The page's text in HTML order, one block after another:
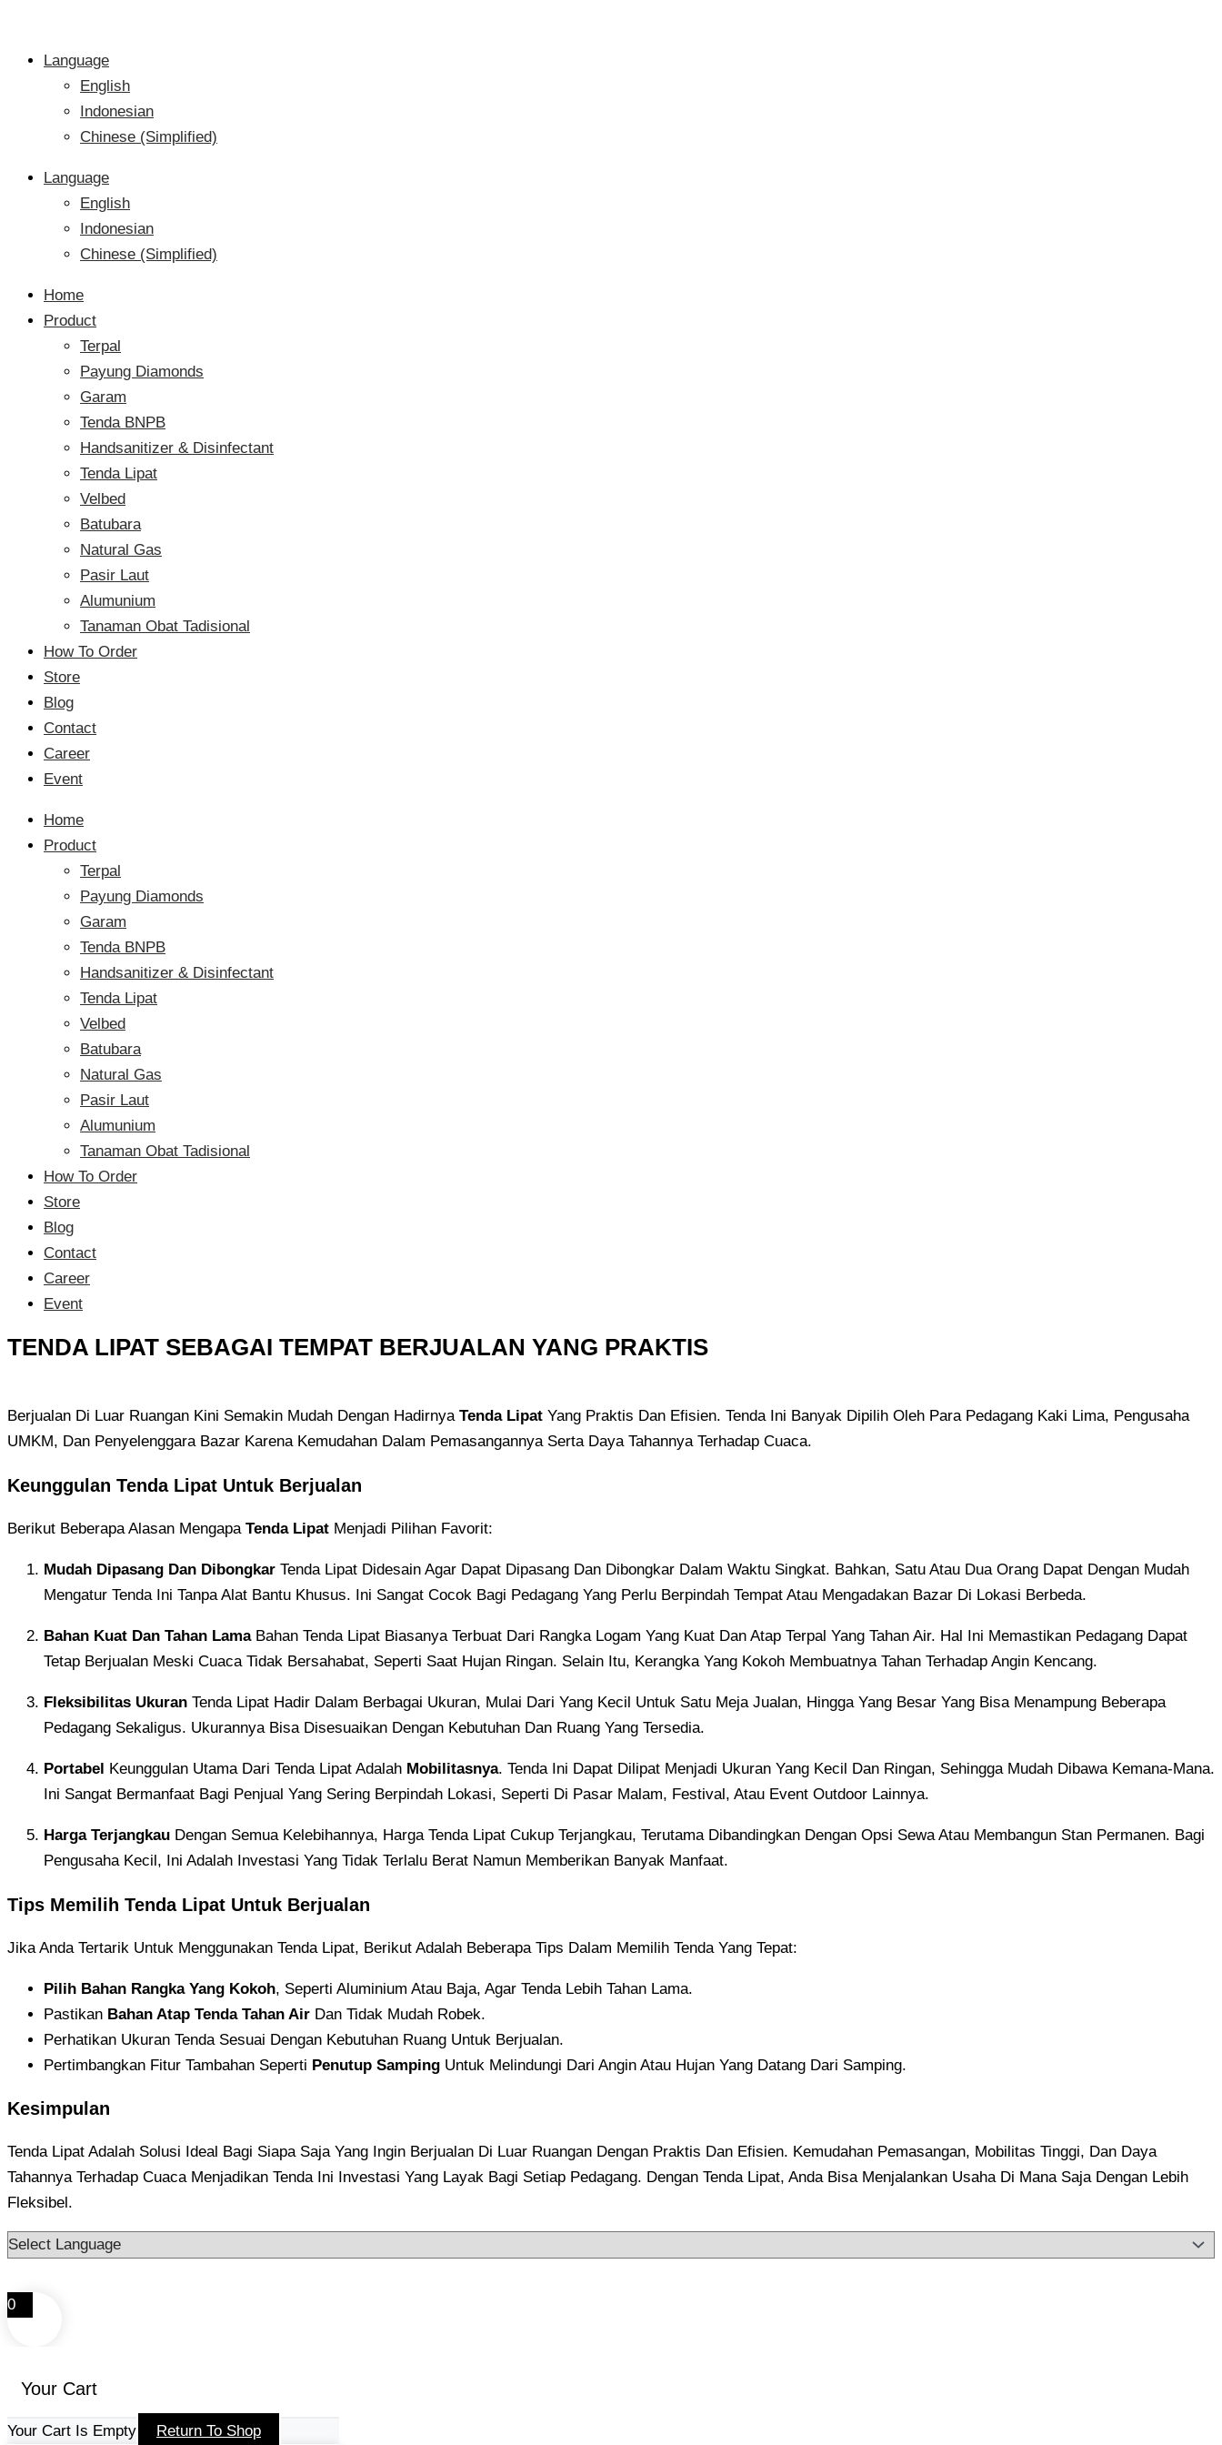
Language
English
Indonesian
Chinese (Simplified)
Language
English
Indonesian
Chinese (Simplified)
Home
Product
Terpal
Payung Diamonds
Garam
Tenda BNPB
Handsanitizer & Disinfectant
Tenda Lipat
Velbed
Batubara
Natural Gas
Pasir Laut
Alumunium
Tanaman Obat Tadisional
How To Order
Store
Blog
Contact
Career
Event
Home
Product
Terpal
Payung Diamonds
Garam
Tenda BNPB
Handsanitizer & Disinfectant
Tenda Lipat
Velbed
Batubara
Natural Gas
Pasir Laut
Alumunium
Tanaman Obat Tadisional
How To Order
Store
Blog
Contact
Career
Event
TENDA LIPAT SEBAGAI TEMPAT BERJUALAN YANG PRAKTIS
Berjualan Di Luar Ruangan Kini Semakin Mudah Dengan Hadirnya Tenda Lipat Yang Praktis Dan Efisien. Tenda Ini Banyak Dipilih Oleh Para Pedagang Kaki Lima, Pengusaha
UMKM, Dan Penyelenggara Bazar Karena Kemudahan Dalam Pemasangannya Serta Daya Tahannya Terhadap Cuaca.
Keunggulan Tenda Lipat Untuk Berjualan
Berikut Beberapa Alasan Mengapa Tenda Lipat Menjadi Pilihan Favorit:
Mudah Dipasang Dan Dibongkar Tenda Lipat Didesain Agar Dapat Dipasang Dan Dibongkar Dalam Waktu Singkat. Bahkan, Satu Atau Dua Orang Dapat Dengan Mudah
Mengatur Tenda Ini Tanpa Alat Bantu Khusus. Ini Sangat Cocok Bagi Pedagang Yang Perlu Berpindah Tempat Atau Mengadakan Bazar Di Lokasi Berbeda.
Bahan Kuat Dan Tahan LamaBahan Tenda Lipat Biasanya Terbuat Dari Rangka Logam Yang Kuat Dan Atap Terpal Yang Tahan Air. Hal Ini Memastikan Pedagang Dapat
Tetap Berjualan Meski Cuaca Tidak Bersahabat, Seperti Saat Hujan Ringan. Selain Itu, Kerangka Yang Kokoh Membuatnya Tahan Terhadap Angin Kencang.
Fleksibilitas Ukuran Tenda Lipat Hadir Dalam Berbagai Ukuran, Mulai Dari Yang Kecil Untuk Satu Meja Jualan, Hingga Yang Besar Yang Bisa Menampung Beberapa
Pedagang Sekaligus. Ukurannya Bisa Disesuaikan Dengan Kebutuhan Dan Ruang Yang Tersedia.
Portabel Keunggulan Utama Dari Tenda Lipat Adalah Mobilitasnya. Tenda Ini Dapat Dilipat Menjadi Ukuran Yang Kecil Dan Ringan, Sehingga Mudah Dibawa Kemana-Mana.
Ini Sangat Bermanfaat Bagi Penjual Yang Sering Berpindah Lokasi, Seperti Di Pasar Malam, Festival, Atau Event Outdoor Lainnya.
Harga Terjangkau Dengan Semua Kelebihannya, Harga Tenda Lipat Cukup Terjangkau, Terutama Dibandingkan Dengan Opsi Sewa Atau Membangun Stan Permanen. Bagi
Pengusaha Kecil, Ini Adalah Investasi Yang Tidak Terlalu Berat Namun Memberikan Banyak Manfaat.
Tips Memilih Tenda Lipat Untuk Berjualan
Jika Anda Tertarik Untuk Menggunakan Tenda Lipat, Berikut Adalah Beberapa Tips Dalam Memilih Tenda Yang Tepat:
Pilih Bahan Rangka Yang Kokoh, Seperti Aluminium Atau Baja, Agar Tenda Lebih Tahan Lama.
Pastikan Bahan Atap Tenda Tahan Air Dan Tidak Mudah Robek.
Perhatikan Ukuran Tenda Sesuai Dengan Kebutuhan Ruang Untuk Berjualan.
Pertimbangkan Fitur Tambahan Seperti Penutup Samping Untuk Melindungi Dari Angin Atau Hujan Yang Datang Dari Samping.
Kesimpulan
Tenda Lipat Adalah Solusi Ideal Bagi Siapa Saja Yang Ingin Berjualan Di Luar Ruangan Dengan Praktis Dan Efisien. Kemudahan Pemasangan, Mobilitas Tinggi, Dan Daya
Tahannya Terhadap Cuaca Menjadikan Tenda Ini Investasi Yang Layak Bagi Setiap Pedagang. Dengan Tenda Lipat, Anda Bisa Menjalankan Usaha Di Mana Saja Dengan Lebih
Fleksibel.
0
Your Cart
Your Cart Is Empty Return To Shop